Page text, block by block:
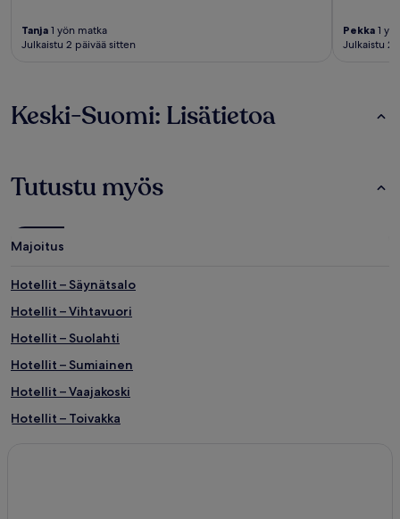
Tanja 1 yön matka
Julkaistu 2 päivää sitten
Pekka 1
Julkaistu 2
Keski-Suomi: Lisätietoa
Tutustu myös
Majoitus
Hotellit – Säynätsalo
Hotellit – Vihtavuori
Hotellit – Suolahti
Hotellit – Sumiainen
Hotellit – Vaajakoski
Hotellit – Toivakka